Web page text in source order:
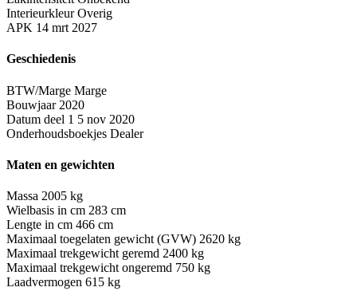
Interieurkleur Overig
APK 14 mrt 2027
Geschiedenis
BTW/Marge Marge
Bouwjaar 2020
Datum deel 1 5 nov 2020
Onderhoudsboekjes Dealer
Maten en gewichten
Massa 2005 kg
Wielbasis in cm 283 cm
Lengte in cm 466 cm
Maximaal toegelaten gewicht (GVW) 2620 kg
Maximaal trekgewicht geremd 2400 kg
Maximaal trekgewicht ongeremd 750 kg
Laadvermogen 615 kg